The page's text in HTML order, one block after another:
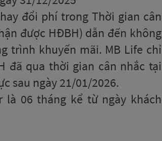
đổi phí trong Thời gian cân
được HĐBH) dẫn đến không
trình khuyến mãi. MB Life chỉ
đã qua thời gian cân nhắc tại
sau ngày 21/01/2026.
là 06 tháng kể từ ngày khách